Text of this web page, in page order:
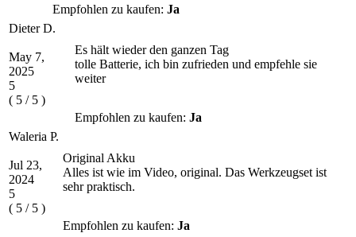
Empfohlen zu kaufen: Ja
Dieter D.
May 7,
2025
5
( 5 / 5 )
Es hält wieder den ganzen Tag
tolle Batterie, ich bin zufrieden und empfehle sie
weiter
Empfohlen zu kaufen: Ja
Waleria P.
Jul 23,
2024
5
( 5 / 5 )
Original Akku
Alles ist wie im Video, original. Das Werkzeugset ist
sehr praktisch.
Empfohlen zu kaufen: Ja